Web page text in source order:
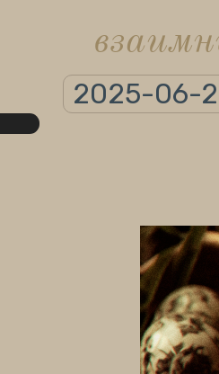
2025-06-